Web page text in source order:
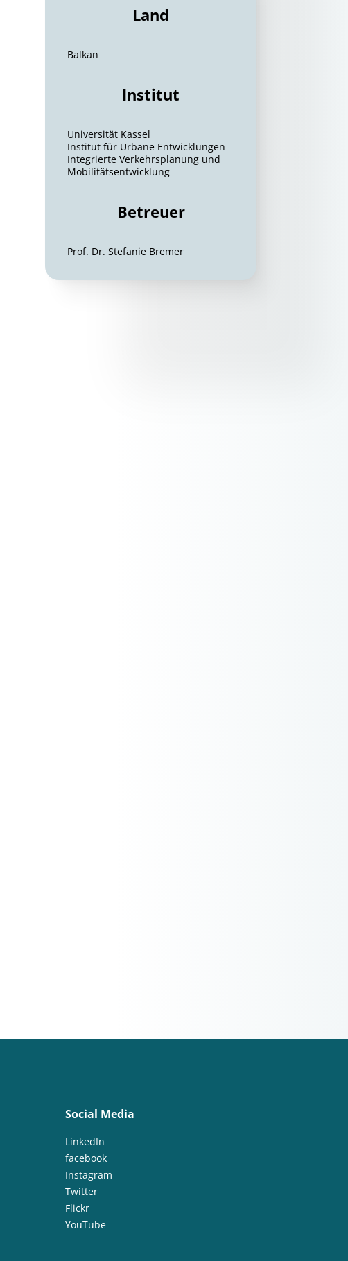
Land
Balkan
Institut
Universität Kassel
Institut für Urbane Entwicklungen
Integrierte Verkehrsplanung und
Mobilitätsentwicklung
Betreuer
Prof. Dr. Stefanie Bremer
Social Media
LinkedIn
facebook
Instagram
Twitter
Flickr
YouTube